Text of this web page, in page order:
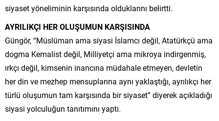
siyaset yöneliminin karşısında olduklarını belirtti.
AYRILIKÇI HER OLUŞUMUN KARŞISINDA
Güngör, “Müslüman ama siyasi İslamcı değil, Atatürkçü ama
dogma Kemalist değil, Milliyetçi ama mikroya indirgenmiş,
ırkçı değil, kimsenin inancına müdahale etmeyen, devletin
her din ve mezhep mensuplarına aynı yaklaştığı, ayrılıkçı her
türlü oluşumun tam karşısında bir siyaset” diyerek açıkladığı
siyasi yolculuğun tanıtımını yaptı.